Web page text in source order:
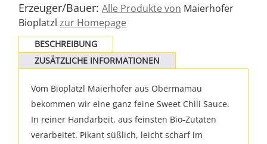
Erzeuger/Bauer: Alle Produkte von Maierhofer
Bioplatzl zur Homepage
BESCHREIBUNG
ZUSÄTZLICHE INFORMATIONEN
Vom Bioplatzl Maierhofer aus Obermamau
bekommen wir eine ganz feine Sweet Chili Sauce.
In reiner Handarbeit, aus feinsten Bio-Zutaten
verarbeitet. Pikant süßlich, leicht scharf im